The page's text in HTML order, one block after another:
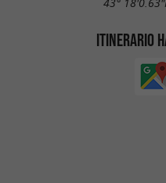
43°
ITINERARIO